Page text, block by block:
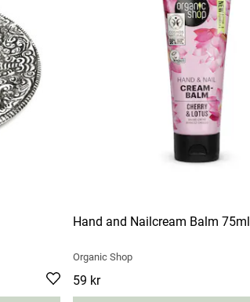
Hand and Nailcream Balm 75ml
Organic Shop
Pris:59 kr
59 kr